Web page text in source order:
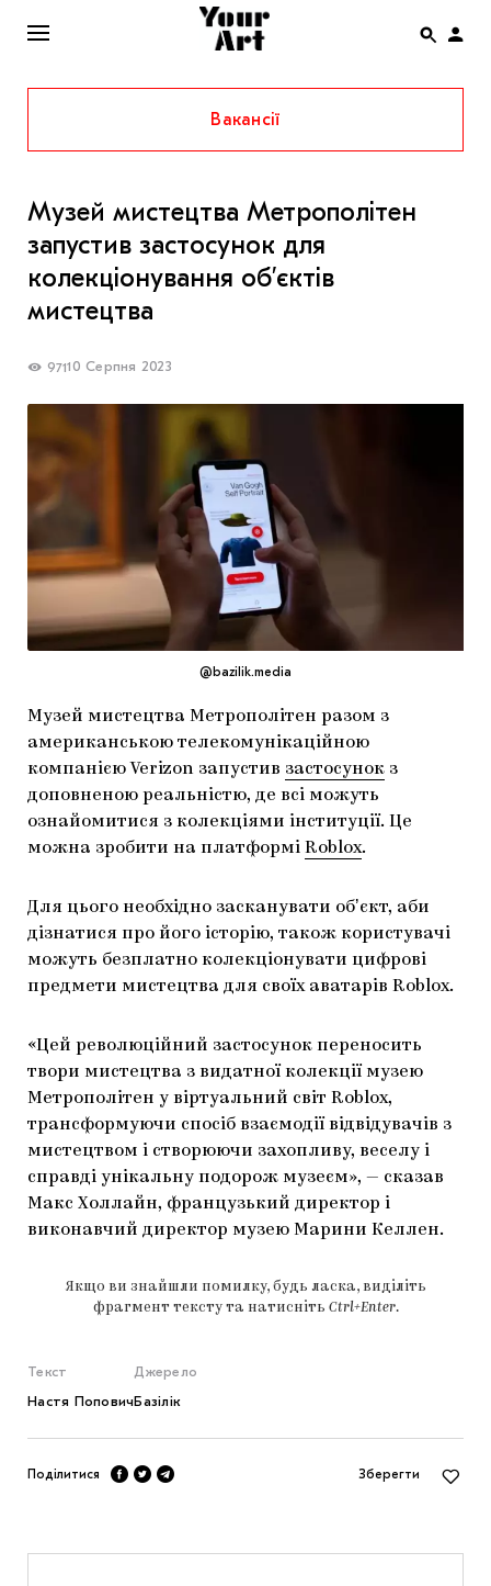
ENG
НОВИНИ
ІНТЕРВ’Ю
THE UKRAINIAN PAVILION AT VENICE BIENNALE
2022
МАРІУПОЛЬСЬКІ МАРГІНАЛІЇ
ДОСЛІДНИЦЬКА ПЛАТФОРМА
ЗАПАЛЕННЯ
CARPATHIAN CULT ПРО РІЗДВЯНІ СВЯТА
Вакансії
Музей мистецтва Метрополітен
запустив застосунок для
колекціонування обʼєктів
мистецтва
97110 Серпня 2023
@bazilik.media
Музей мистецтва Метрополітен разом з
американською телекомунікаційною
компанією Verizon запустив застосунок з
доповненою реальністю, де всі можуть
ознайомитися з колекціями інституції. Це
можна зробити на платформі Roblox.
Для цього необхідно засканувати обʼєкт, аби
дізнатися про його історію, також користувачі
можуть безплатно колекціонувати цифрові
предмети мистецтва для своїх аватарів Roblox.
«Цей революційний застосунок переносить
твори мистецтва з видатної колекції музею
Метрополітен у віртуальний світ Roblox,
трансформуючи спосіб взаємодії відвідувачів з
мистецтвом і створюючи захопливу, веселу і
справді унікальну подорож музеєм», — сказав
Макс Холлайн, французький директор і
виконавчий директор музею Марини Келлен.
Якщо ви знайшли помилку, будь ласка, виділіть
фрагмент тексту та натисніть Ctrl+Enter.
Текст
Настя Попович
Джерело
Базілік
Поділитися Зберегти